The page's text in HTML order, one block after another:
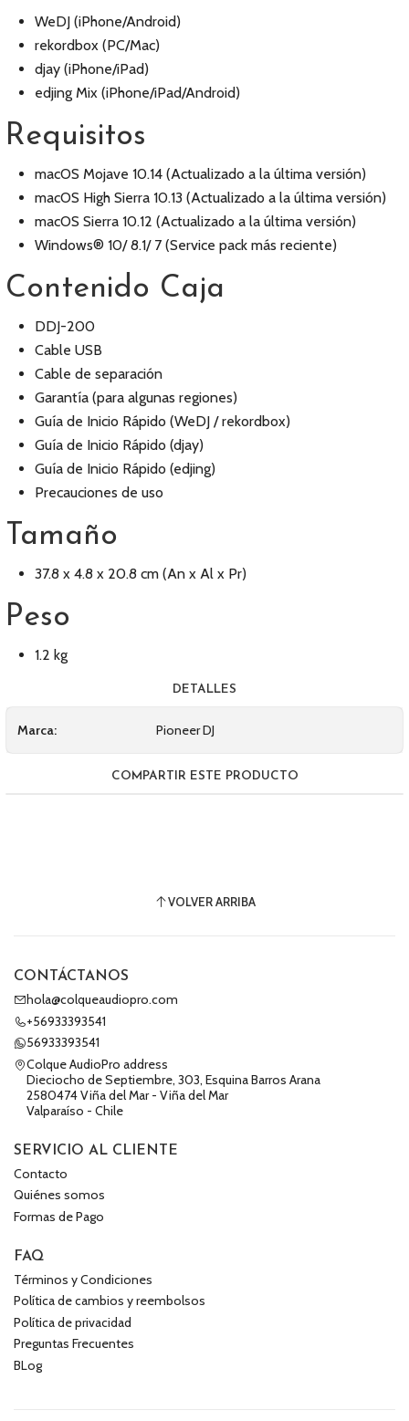
WeDJ (iPhone/Android)
rekordbox (PC/Mac)
djay (iPhone/iPad)
edjing Mix (iPhone/iPad/Android)
Requisitos
macOS Mojave 10.14 (Actualizado a la última versión)
macOS High Sierra 10.13 (Actualizado a la última versión)
macOS Sierra 10.12 (Actualizado a la última versión)
Windows® 10/ 8.1/ 7 (Service pack más reciente)
Contenido Caja
DDJ-200
Cable USB
Cable de separación
Garantía (para algunas regiones)
Guía de Inicio Rápido (WeDJ / rekordbox)
Guía de Inicio Rápido (djay)
Guía de Inicio Rápido (edjing)
Precauciones de uso
Tamaño
37.8 x 4.8 x 20.8 cm (An x Al x Pr)
Peso
1.2 kg
DETALLES
Marca: Pioneer DJ
COMPARTIR ESTE PRODUCTO
VOLVER ARRIBA
CONTÁCTANOS
hola@colqueaudiopro.com
+56933393541
56933393541
Colque AudioPro address
Dieciocho de Septiembre, 303, Esquina Barros Arana
2580474 Viña del Mar - Viña del Mar
Valparaíso - Chile
SERVICIO AL CLIENTE
Contacto
Quiénes somos
Formas de Pago
FAQ
Términos y Condiciones
Política de cambios y reembolsos
Política de privacidad
Preguntas Frecuentes
BLog